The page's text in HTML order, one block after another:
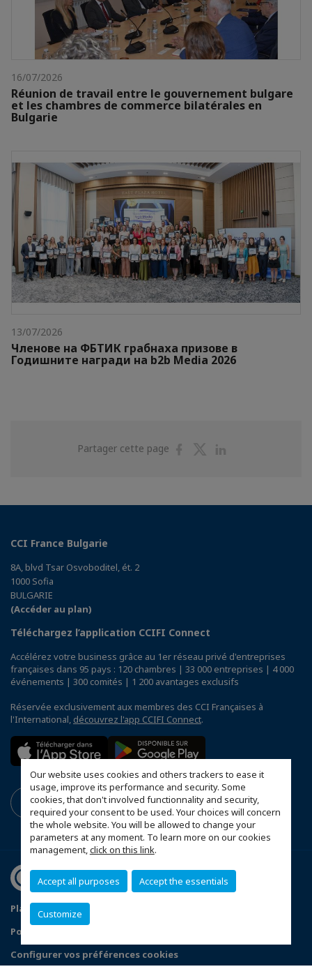
Our website uses cookies and others trackers to ease it
usage, improve its performance and security. Some
cookies, that don't involved functionnality and security,
required your consent to be used. Your choices will concern
the whole website. You will be allowed to change your
parameters at any moment. To learn more on our cookies
management,click on this link.
Accept all purposes Accept the essentials
Customize
16/07/2026
Réunion de travail entre le gouvernement bulgare
et les chambres de commerce bilatérales en
Bulgarie
13/07/2026
Членове на ФБТИК грабнаха призове в
Годишните награди на b2b Media 2026
Partager cette page
PartagerPartager
CCI France Bulgarie
8A, blvd Tsar Osvoboditel, ét. 2
1000 Sofia
BULGARIE
(Accéder au plan)
Téléchargez l’application CCIFI Connect
Accélérez votre business grâce au 1er réseau privé d'entreprises
françaises dans 95 pays : 120 chambres | 33 000 entreprises | 4 000
événements | 300 comités | 1 200 avantages exclusifs
Réservée exclusivement aux membres des CCI Françaises à
l'International, découvrez l'app CCIFI Connect.
Plan du site
Mentions légales
Politique de confidentialité
Configurer vos préférences cookies